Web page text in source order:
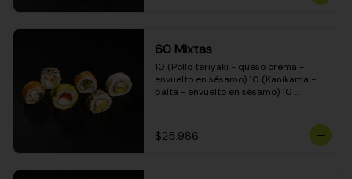
(Pimentón - queso crema - cebollín -
envuelto en masa tempura)
60 Mixtas
10 (Pollo teriyaki - queso crema -
envuelto en sésamo) 10 (Kanikama -
palta - envuelto en sésamo) 10
envuelto en queso crema) 10
(Camarón - queso crema - cebollín -
$25.986